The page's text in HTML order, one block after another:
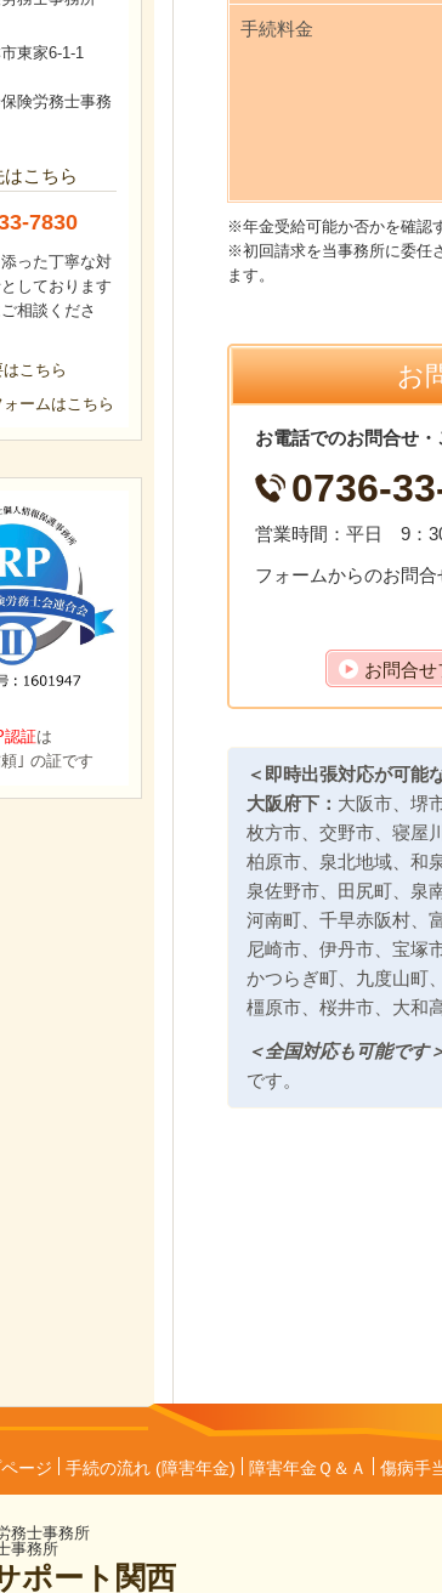
手続料金
※年金受給可能か否かを確認
※初回請求を当事務所に委任
ます。
お
お電話でのお問合せ
0736-
営業時間：平日 9：
フォームからのお問合
お問合せ
＜即時出張対応が可能
大阪府下： 大阪市 堺
枚方市、交野市
寝屋
柏原市
泉北地域 和
泉佐野市
田尻町 泉
河南町、 千早赤阪村、
尼崎市
伊丹市 宝塚
かつらぎ町
九度山町
橿原市
桜井市 大和
＜全国対応も可能です
です。
東家6-1-1
険労務士事務
はこちら
7830
った丁寧な対
しております
相談くださ
こちら
ームはこちら
認証は
｣ の証です
ージ 手続の流れ (障害年金) 障害年金Ｑ＆Ａ 傷病手
務士事務所
事務所
ポート関西